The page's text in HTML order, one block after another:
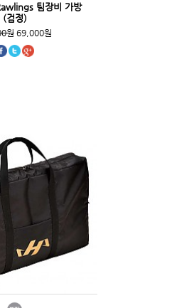
팀장비 가방
(검정)
원69,000원